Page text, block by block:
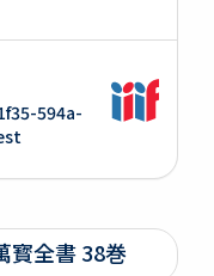
594a-
寳全書 38巻